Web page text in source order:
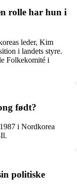
rolle har hun i
leder, Kim
i landets styre.
Folkekomité i
født?
i Nordkorea
politiske